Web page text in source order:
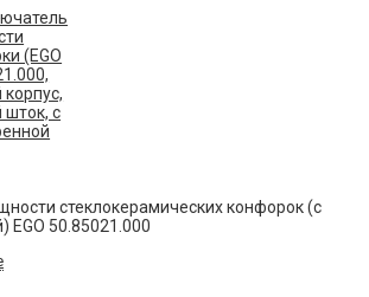
стеклокерамических конфорок (с
EGO 50.85021.000